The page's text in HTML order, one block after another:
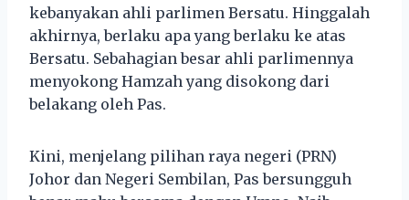
kebanyakan ahli parlimen Bersatu. Hinggalah
akhirnya, berlaku apa yang berlaku ke atas
Bersatu. Sebahagian besar ahli parlimennya
menyokong Hamzah yang disokong dari
belakang oleh Pas.
Kini, menjelang pilihan raya negeri (PRN)
Johor dan Negeri Sembilan, Pas bersungguh